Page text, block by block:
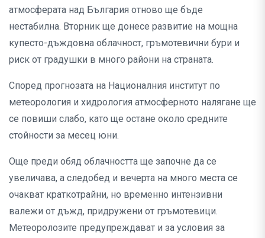
атмосферата над България отново ще бъде
нестабилна. Вторник ще донесе развитие на мощна
купесто-дъждовна облачност, гръмотевични бури и
риск от градушки в много райони на страната.
Според прогнозата на Националния институт по
метеорология и хидрология атмосферното налягане ще
се повиши слабо, като ще остане около средните
стойности за месец юни.
Още преди обяд облачността ще започне да се
увеличава, а следобед и вечерта на много места се
очакват краткотрайни, но временно интензивни
валежи от дъжд, придружени от гръмотевици.
Метеоролозите предупреждават и за условия за